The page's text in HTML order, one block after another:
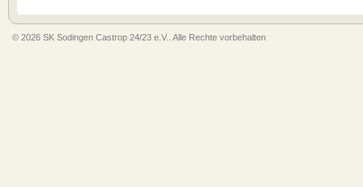
© 2026 SK Sodingen Castrop 24/23 e.V.. Alle Rechte vorbehalten